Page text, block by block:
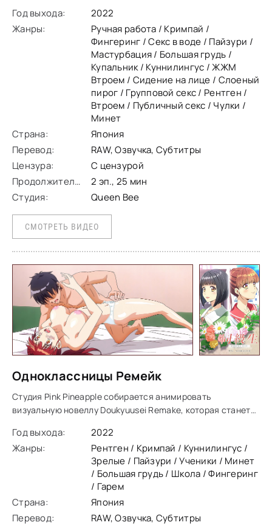
Kichirock, судя по всему первый
Год выхода:
2022
Жанры:
Ручная работа / Кримпай /
Фингеринг / Секс в воде / Пайзури /
Мастурбация / Большая грудь /
Купальник / Куннилингус / ЖЖМ
Втроем / Сидение на лице / Слоеный
пирог / Групповой секс / Рентген /
Втроем / Публичный секс / Чулки /
Минет
Страна:
Япония
Перевод:
RAW, Озвучка, Субтитры
Цензура:
С цензурой
Продолжительность:
2 эп., 25 мин
Студия:
Queen Bee
СМОТРЕТЬ ВИДЕО
Одноклассницы Ремейк
Студия Pink Pineapple собирается анимировать
визуальную новеллу Doukyuusei Remake, которая станет
визуальная новелла, Doukyuusei — классический
Год выхода:
2022
Жанры:
Рентген / Кримпай / Куннилингус /
Зрелые / Пайзури / Ученики / Минет
/ Большая грудь / Школа / Фингеринг
/ Гарем
Страна:
Япония
Перевод:
RAW, Озвучка, Субтитры